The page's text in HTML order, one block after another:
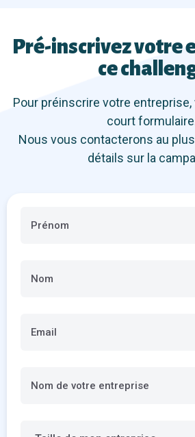
Pré-inscrivez votre
ce
Pour préinscrire votre
court
Nous vous contacterons au
détails sur la